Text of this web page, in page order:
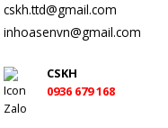
cskh.ttd@gmail.com
inhoasenvn@gmail.com
CSKH
0936 679 168